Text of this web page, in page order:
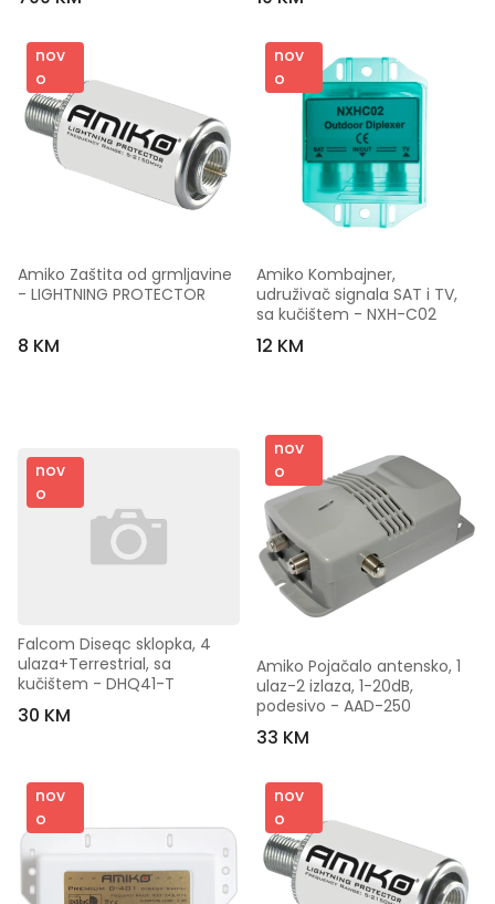
nov
o
Amiko Zaštita od grmljavine
- LIGHTNING PROTECTOR
8 KM
nov
o
Amiko Kombajner,
udruživač signala SAT i TV,
sa kučištem - NXH-C02
12 KM
nov
o
Falcom Diseqc sklopka, 4
ulaza+Terrestrial, sa
kučištem - DHQ41-T
30 KM
nov
o
Amiko Pojačalo antensko, 1
ulaz-2 izlaza, 1-20dB,
podesivo - AAD-250
33 KM
nov
o
nov
o